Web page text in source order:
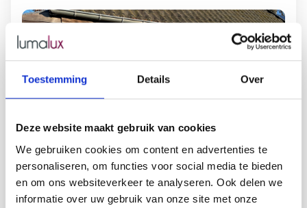
Toestemming Details Over
Deze website maakt gebruik van cookies
We gebruiken cookies om content en advertenties te
personaliseren, om functies voor social media te bieden
en om ons websiteverkeer te analyseren. Ook delen we
informatie over uw gebruik van onze site met onze
Wij hanteren geen vaste openingstijden. Om te